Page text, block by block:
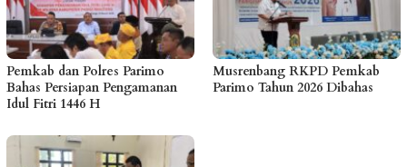
Pemkab dan Polres Parimo
Bahas Persiapan Pengamanan
Idul Fitri 1446 H
Musrenbang RKPD Pemkab
Parimo Tahun 2026 Dibahas